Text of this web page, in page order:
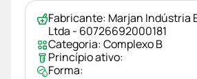
Fabricante: Marjan Indústria
Ltda - 60726692000181
Categoria:Complexo B
Princípio ativo:
Forma: